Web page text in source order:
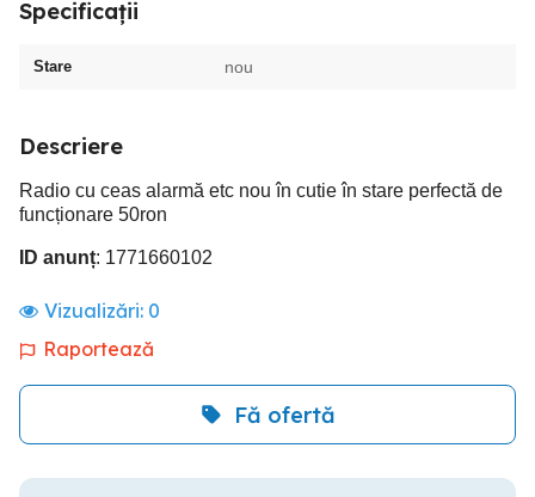
Specificații
Stare nou
Descriere
Radio cu ceas alarmă etc nou în cutie în stare perfectă de
funcționare 50ron
ID anunț: 1771660102
Vizualizări: 0
Raportează
Fă ofertă